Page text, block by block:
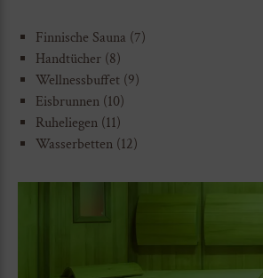
Finnische Sauna (7)
Handtücher (8)
Wellnessbuffet (9)
Eisbrunnen (10)
Ruheliegen (11)
Wasserbetten (12)